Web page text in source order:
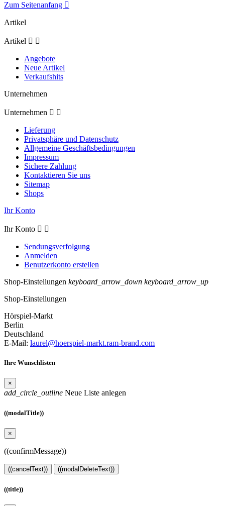
Zum Seitenanfang 
Artikel
Artikel  
Angebote
Neue Artikel
Verkaufshits
Unternehmen
Unternehmen  
Lieferung
Privatsphäre und Datenschutz
Allgemeine Geschäftsbedingungen
Impressum
Sichere Zahlung
Kontaktieren Sie uns
Sitemap
Shops
Ihr Konto
Ihr Konto  
Sendungsverfolgung
Anmelden
Benutzerkonto erstellen
Shop-Einstellungen keyboard_arrow_down keyboard_arrow_up
Shop-Einstellungen
Hörspiel-Markt
Berlin
Deutschland
E-Mail: laurel@hoerspiel-markt.ram-brand.com
Ihre Wunschlisten
×
add_circle_outline Neue Liste anlegen
((modalTitle))
×
((confirmMessage))
((cancelText)) ((modalDeleteText))
((title))